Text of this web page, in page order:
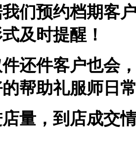
们预约档期客
及时提醒！
件还件客户也会
帮助礼服师日
店量，到店成交